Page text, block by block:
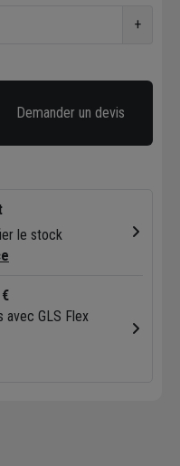
+
Demander un devis
le stock
avec GLS Flex